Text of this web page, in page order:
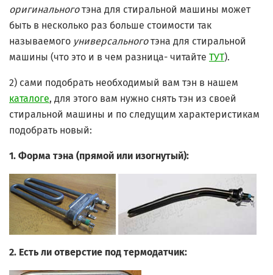
оригинальноготэна для стиральной машины может
быть в несколько раз больше стоимости так
называемого универсальноготэна для стиральной
машины (что это и в чем разница- читайте ТУТ).
2) сами подобрать необходимый вам тэн в нашем
каталоге, для этого вам нужно снять тэн из своей
стиральной машины и по следущим характеристикам
подобрать новый:
1. Форма тэна (прямой или изогнутый):
2. Есть ли отверстие под термодатчик: